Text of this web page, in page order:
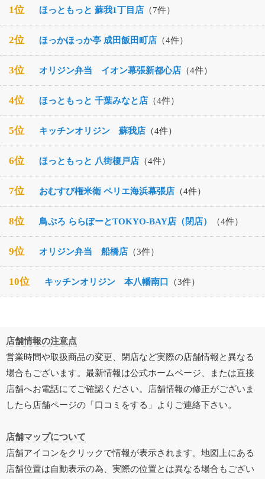
1位 ほっともっと 蘇我1丁目店 （7件）
2位 ほっかほっか亭 成田飯田町店 （4件）
3位 オリジン弁当 イオン幕張新都心店 （4件）
4位 ほっともっと 千葉みなと店 （4件）
5位 キッチンオリジン 蘇我店 （4件）
6位 ほっともっと 八街榎戸店 （4件）
7位 おむすび権米衛 ペリエ海浜幕張店 （4件）
8位 鳥ぷろ ららぽーとTOKYO-BAY店（閉店） （4件）
9位 オリジン弁当 船橋店 （3件）
10位 キッチンオリジン 本八幡南口 （3件）
店舗情報の注意点
営業時間や取扱商品の変更、閉店など実際の店舗情報と異なる
場合もございます。最新情報は公式ホームページ、または直接
店舗へお電話にてご確認ください。店舗情報の修正がございま
したら店舗ページの「口コミをする」よりご連絡下さい。
店舗マップについて
店舗アイコンをクリックで情報が表示されます。地図上にある
店舗位置は自動表示の為、実際の位置とは異なる場合もござい